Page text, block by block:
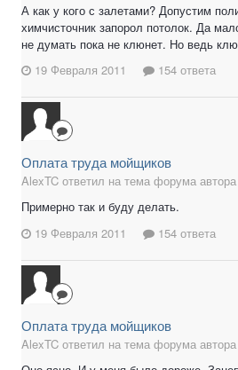
А как у кого с залетами? Допустим
химчисточник запорол потолок. Да
не думать пока не клюнет. Но ведь
19 Февраля 2011
154 ответа
Оплата труда мойщиков
AlexTC ответил на тема форума
Примерно так и буду делать.
19 Февраля 2011
154 ответа
Оплата труда мойщиков
AlexTC ответил на тема форума